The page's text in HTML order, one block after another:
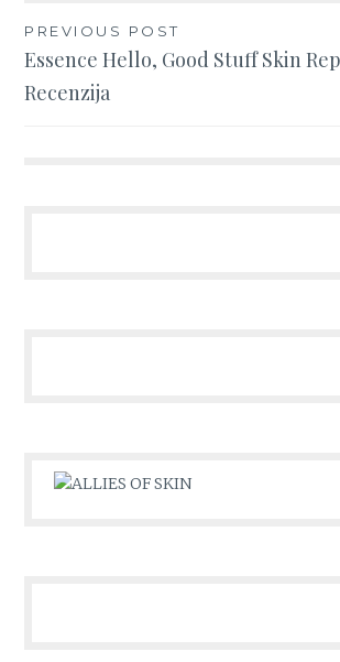
Post
navigation
PREVIOUS POST
Essence Hello, Good Stuff Skin
Recenzija